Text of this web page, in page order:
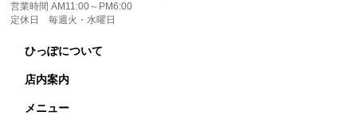
営業時間 AM11:00～PM6:00
定休日 毎週火・水曜日
ひっぽについて
店内案内
メニュー